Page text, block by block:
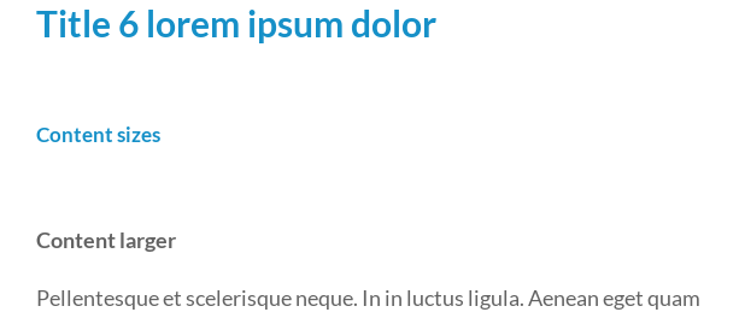
Title 6 lorem ipsum dolor
Content sizes
Content larger
Pellentesque et scelerisque neque. In in luctus ligula. Aenean eget quam